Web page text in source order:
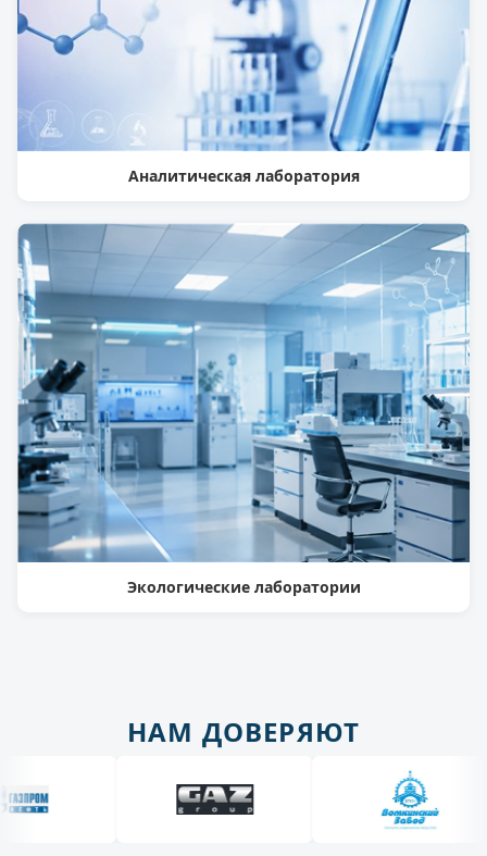
Аналитическая лаборатория
Экологические лаборатории
НАМ ДОВЕРЯЮТ